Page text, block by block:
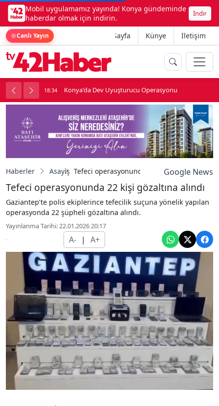
Mobil uygulamamız yayında! Konya gündeminde
haberdar olmak için indirin.
İndir
Canlı Yayın Ana Sayfa Künye İletişim
18:34 Konya'da Dev Uyuşturucu Operasyonu
Haberler Asayiş Tefeci operasyonunda 22 kişi gözaltına
Google News
Tefeci operasyonunda 22 kişi gözaltına alındı
Gaziantep’te polis ekiplerince tefecilik suçuna yönelik yapılan
operasyonda 22 şüpheli gözaltına alındı.
Yayınlanma Tarihi: 22.01.2026 20:17
A- | A+